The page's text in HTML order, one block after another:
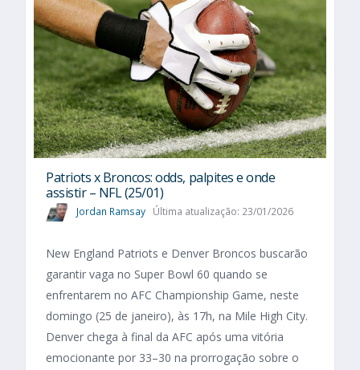
Patriots x Broncos: odds, palpites e onde
assistir – NFL (25/01)
Jordan Ramsay Última atualização: 23/01/2026
New England Patriots e Denver Broncos buscarão
garantir vaga no Super Bowl 60 quando se
enfrentarem no AFC Championship Game, neste
domingo (25 de janeiro), às 17h, na Mile High City.
Denver chega à final da AFC após uma vitória
emocionante por 33–30 na prorrogação sobre o